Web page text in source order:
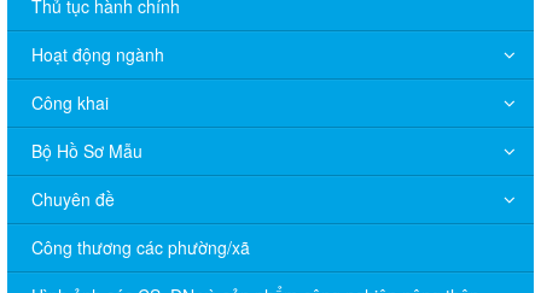
Thủ tục hành chính
Hoạt động ngành
Công khai
Bộ Hồ Sơ Mẫu
Chuyên đề
Công thương các phường/xã